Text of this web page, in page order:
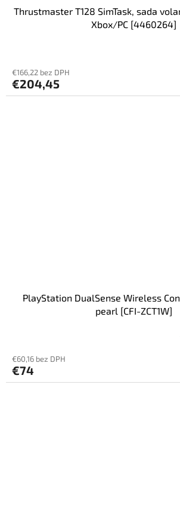
Thrustmaster T128 SimTask, sada
Xbox/PC [4460264]
€166,22 bez DPH
€204,45
PlayStation DualSense Wireless
pearl [CFI-ZCT1W]
€60,16 bez DPH
€74